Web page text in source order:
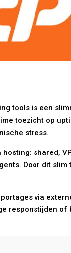
tools is een
toezicht op
stress.
shared,
Door dit
via
responstijden of